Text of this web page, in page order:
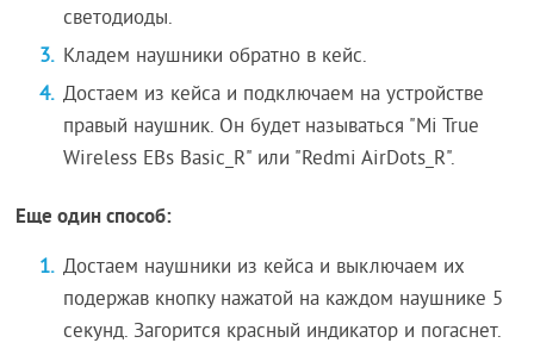
светодиоды.
Кладем наушники обратно в кейс.
Достаем из кейса и подключаем на устройстве
правый наушник. Он будет называться "Mi True
Wireless EBs Basic_R" или "Redmi AirDots_R".
Еще один способ:
Достаем наушники из кейса и выключаем их
подержав кнопку нажатой на каждом наушнике 5
секунд. Загорится красный индикатор и погаснет.